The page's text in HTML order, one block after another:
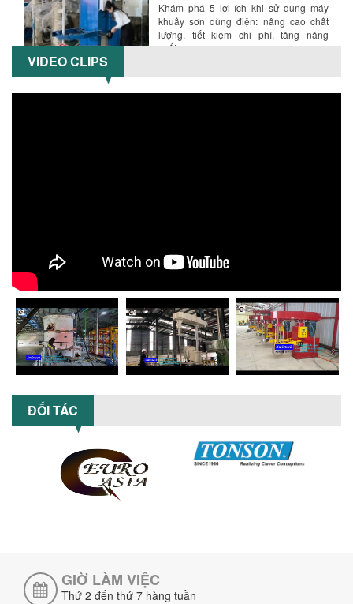
Khám phá 5 lợi ích khi sử dụng máy
khuấy sơn dùng điện: nâng cao chất
lượng, tiết kiệm chi phí, tăng năng
suất,...
nghiệp...
MÁY NGHIỀN HỮU CƠ LỎNG: GIẢI PHÁP
TỐI ƯU VỚI CÔNG NGHỆ MÁY NGHIỀN
NGANG CÁNH NGHIỀN CERAMIC
Máy nghiền hữu cơ lỏng sử dụng công
nghệ máy nghiền ngang cánh nghiền
ceramic giúp nâng cao độ mịn, hiệu
suất...
Tìm hiểu lợi ích khi đầu tư máy trộn
phân bón nằm ngang: nâng cao hiệu
khí nén để đảm bảo an toàn, hiệu...
VIDEO CLIPS
ĐỐI TÁC
GIỜ LÀM VIỆC
Thứ 2 đến thứ 7 hàng tuần